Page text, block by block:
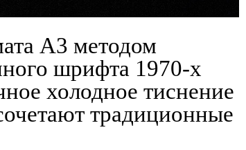
А3 методом
шрифта 1970-х
холодное тиснение
традиционные